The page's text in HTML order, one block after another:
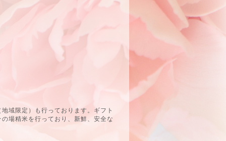
域限定）も行っております。ギフト
場精米を行っており、新鮮、安全な